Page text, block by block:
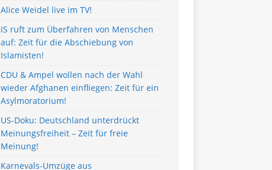
Alice Weidel live im TV!
IS ruft zum Überfahren von Menschen
auf: Zeit für die Abschiebung von
Islamisten!
CDU & Ampel wollen nach der Wahl
wieder Afghanen einfliegen: Zeit für ein
Asylmoratorium!
US-Doku: Deutschland unterdrückt
Meinungsfreiheit – Zeit für freie
Meinung!
Karnevals-Umzüge aus